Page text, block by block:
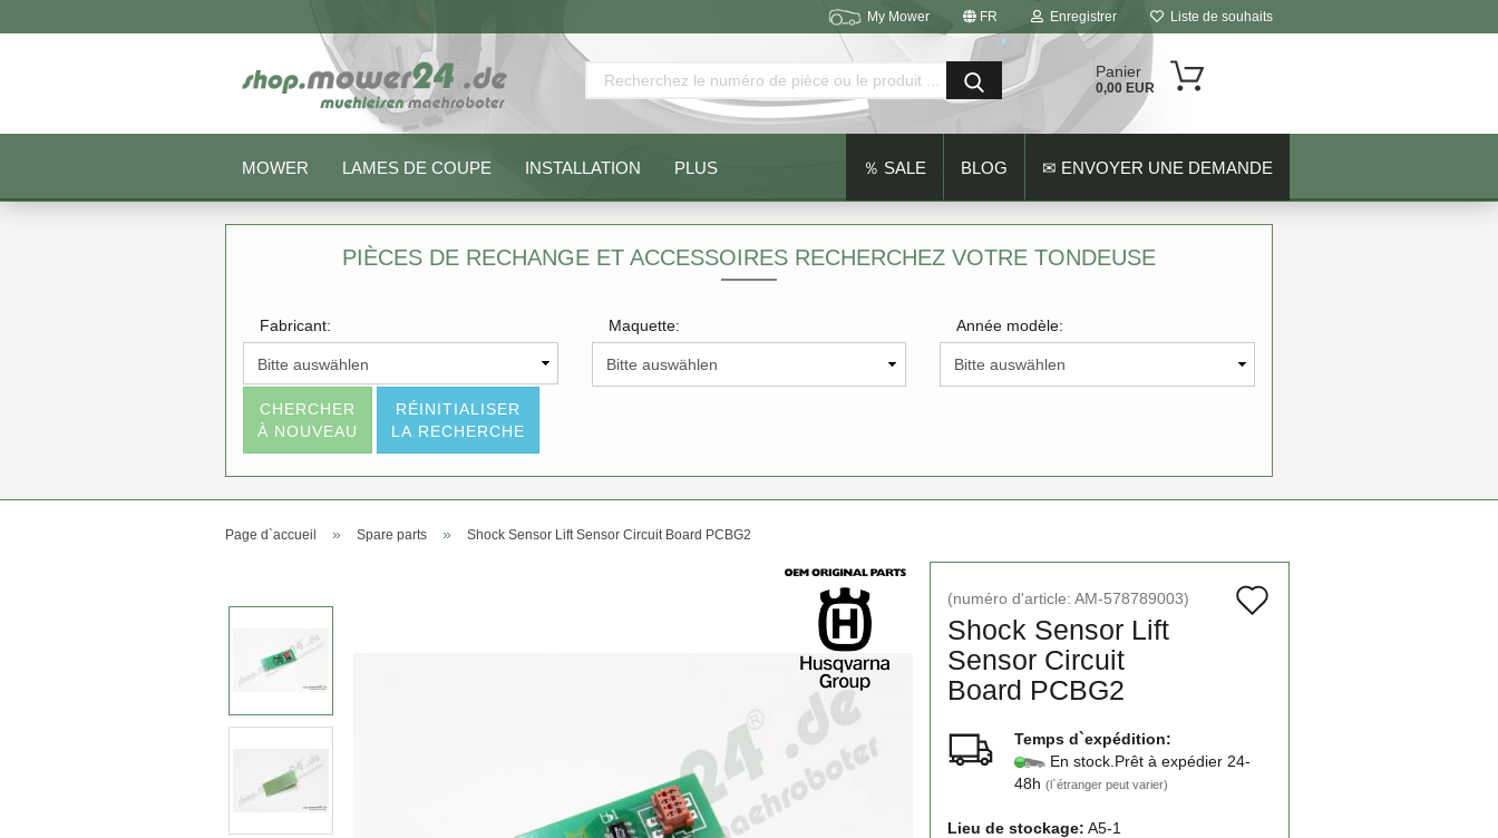
My Mower FR Enregistrer
Mot de passe oublié?
Liste de souhaits
Panier
0,00 EUR
MOWER LAMES DE COUPE INSTALLATION ％ SALE BLOG ✉ ENVOYER UNE DEMANDE
PLUS
PIÈCES DE RECHANGE ET ACCESSOIRES RECHERCHEZ VOTRE TONDEUSE
Fabricant: Maquette: Année modèle:
CHERCHER
À NOUVEAU
RÉINITIALISER
LA RECHERCHE
Page d`accueil » Spare parts » Shock Sensor Lift Sensor Circuit Board PCBG2
(numéro d'article: AM-578789003)
Shock Sen­sor Lift
Sen­sor Cir­cuit
Board PCBG2
Temps d`expédition:
En stock.Prêt à expédier 24-
48h (l`étranger peut varier)
Lieu de stockage: A5-1